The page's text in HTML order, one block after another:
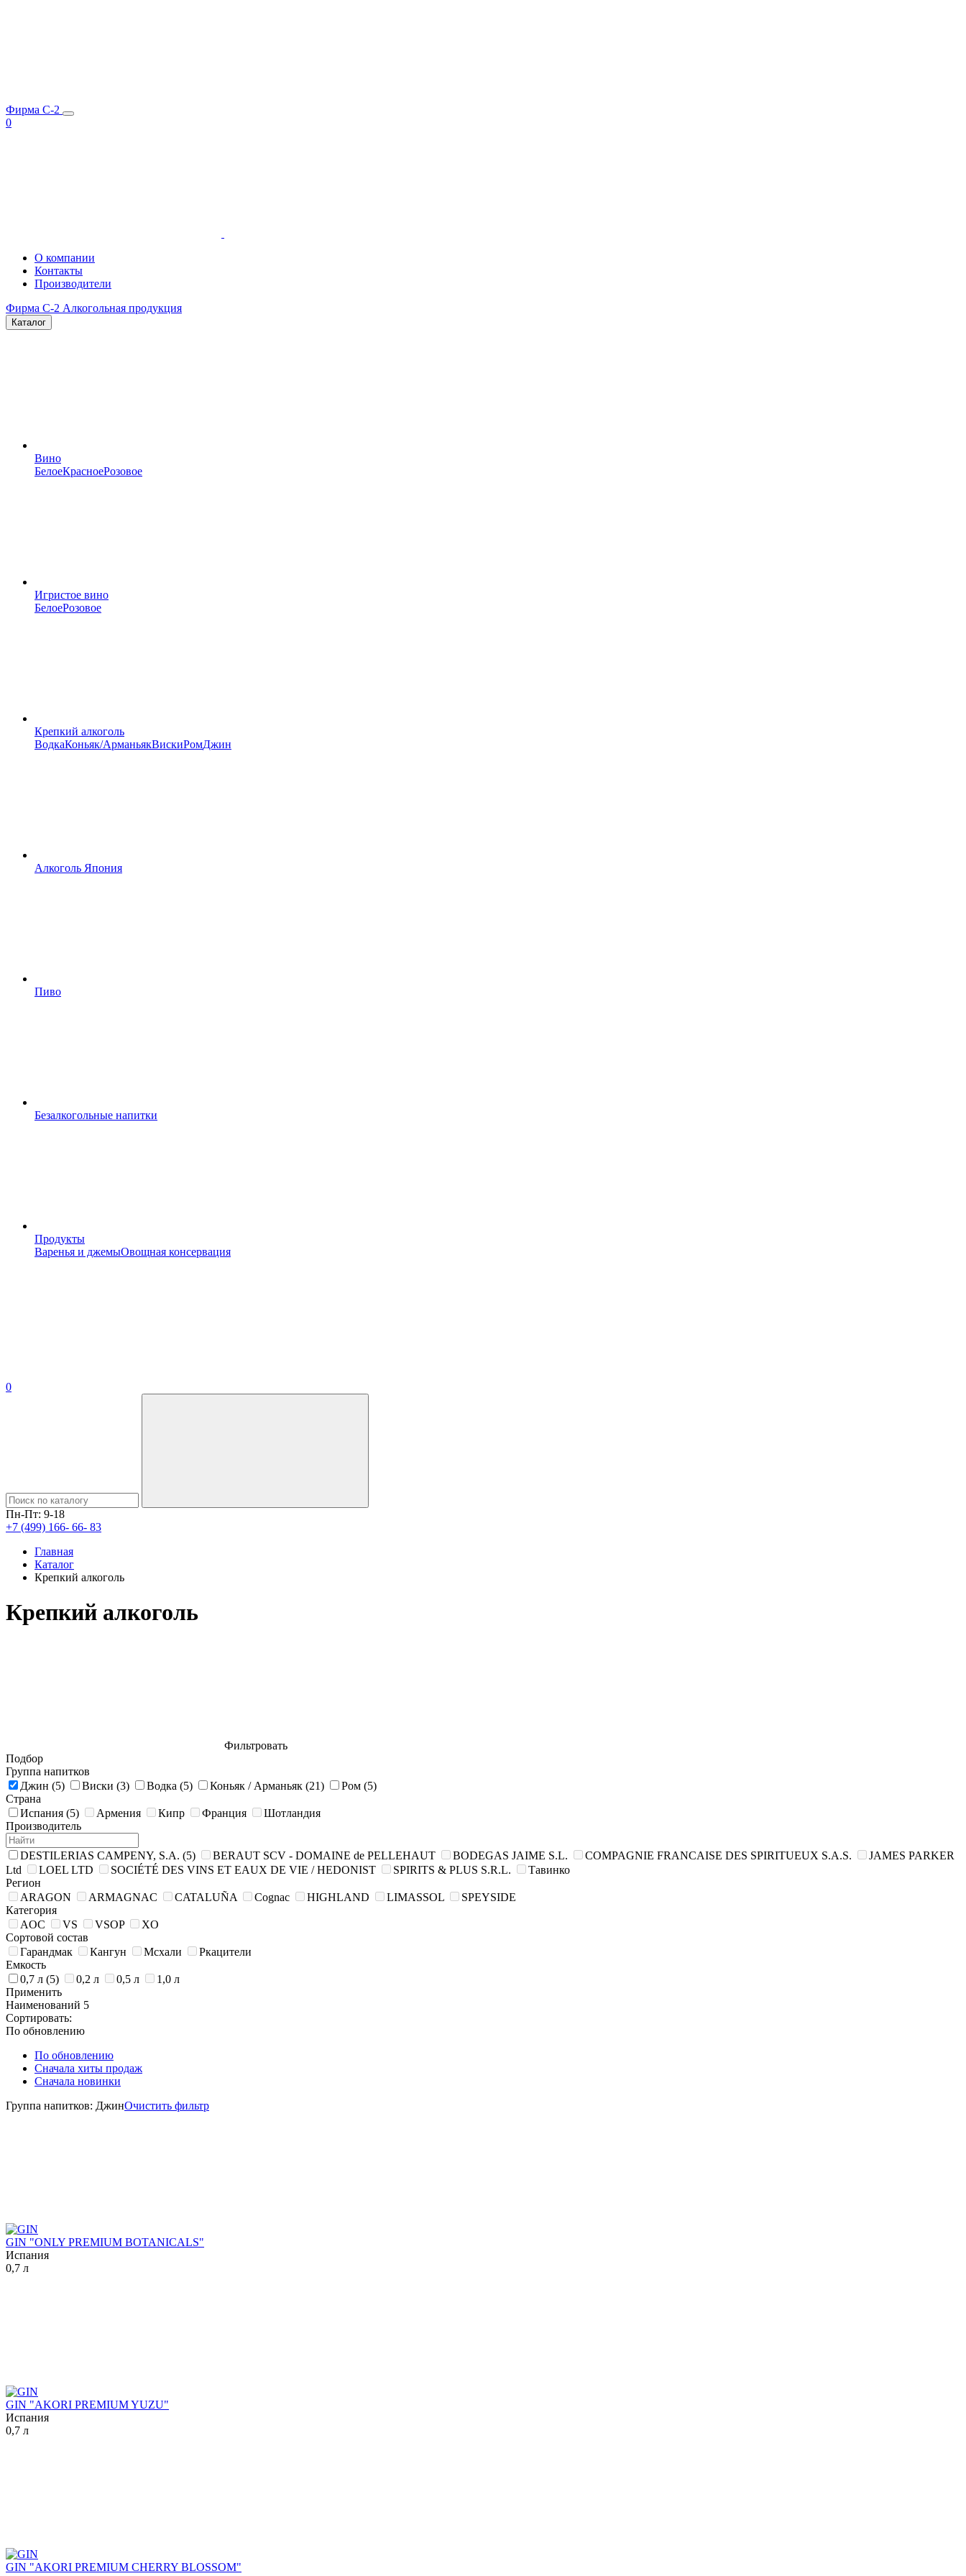
Фирма C-2
0
О компании
Контакты
Производители
Фирма C-2 Алкогольная продукция
Каталог
Вино
БелоеКрасноеРозовое
Игристое вино
БелоеРозовое
Крепкий алкоголь
ВодкаКоньяк/АрманьякВискиРомДжин
Алкоголь Япония
Пиво
Безалкогольные напитки
Продукты
Варенья и джемыОвощная консервация
0
Пн-Пт: 9-18
+7 (499) 166- 66- 83
Главная
Каталог
Крепкий алкоголь
Крепкий алкоголь
Фильтровать
Подбор
Группа напитков
Джин (5) Виски (3) Водка (5) Коньяк / Арманьяк (21) Ром (5)
Страна
Испания (5) Армения Кипр Франция
Шотландия
Производитель
DESTILERIAS CAMPENY, S.A. (5) BERAUT SCV - DOMAINE de PELLEHAUT BODEGAS JAIME S.L. COMPAGNIE FRANCAISE DES SPIRITUEUX S.A.S.
JAMES PARKER
Ltd
LOEL LTD SOCIÉTÉ DES VINS ET EAUX DE VIE / HEDONIST SPIRITS & PLUS S.R.L.
Тавинко
Регион
ARAGON
ARMAGNAC CATALUÑA Cognac HIGHLAND LIMASSOL
SPEYSIDE
Категория
AOC
VS VSOP
XO
Сортовой состав
Гарандмак
Кангун Мсхали
Ркацители
Емкость
0,7 л (5) 0,2 л 0,5 л
1,0 л
Применить
Наименований 5
Сортировать:
По обновлению
По обновлению
Сначала хиты продаж
Сначала новинки
Группа напитков: ДжинОчистить фильтр
GIN "ONLY PREMIUM BOTANICALS"
Испания
0,7 л
GIN "AKORI PREMIUM YUZU"
Испания
0,7 л
GIN "AKORI PREMIUM CHERRY BLOSSOM"